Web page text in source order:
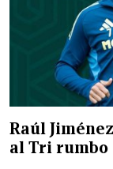
Raúl
al Tri